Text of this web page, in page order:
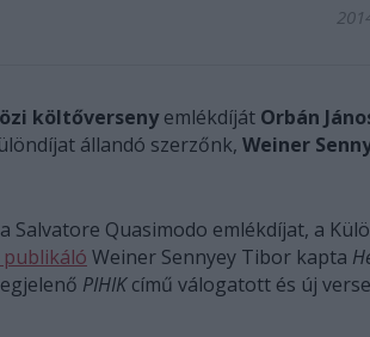
költőversenyemlékdíját Orbán
állandó szerzőnk, Weiner
Salvatore Quasimodo emlékdíjat, a
Weiner Sennyey Tibor kapta
PIHIKcímű válogatott és új